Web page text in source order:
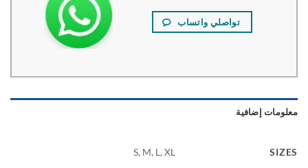
تواصلي واتساب
إضافية
S, M, L, XL